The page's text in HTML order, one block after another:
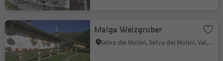
Malga Weizgruber
Selva die Molini, Selva dei Molini, Valle Aurina